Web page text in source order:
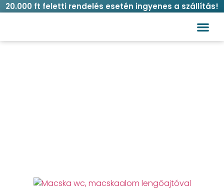
20.000 ft feletti rendelés esetén ingyenes a szállítás!